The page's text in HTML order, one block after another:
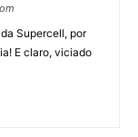
Supercell, por
E claro, viciado